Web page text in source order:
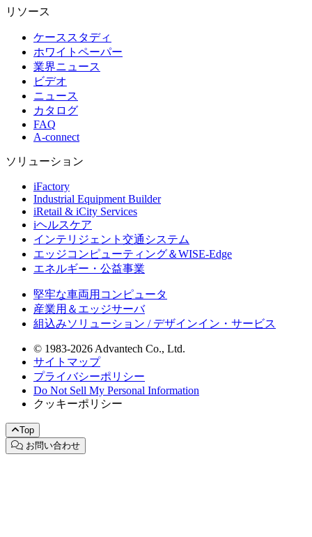
リソース
ケーススタディ
ホワイトペーパー
業界ニュース
ビデオ
ニュース
カタログ
FAQ
A-connect
ソリューション
iFactory
Industrial Equipment Builder
iRetail & iCity Services
iヘルスケア
インテリジェント交通システム
エッジコンピューティング＆WISE-Edge
エネルギー・公益事業
堅牢な車両用コンピュータ
産業用＆エッジサーバ
組込みソリューション / デザインイン・サービス
© 1983-2026 Advantech Co., Ltd.
サイトマップ
プライバシーポリシー
Do Not Sell My Personal Information
クッキーポリシー
Top
お問い合わせ